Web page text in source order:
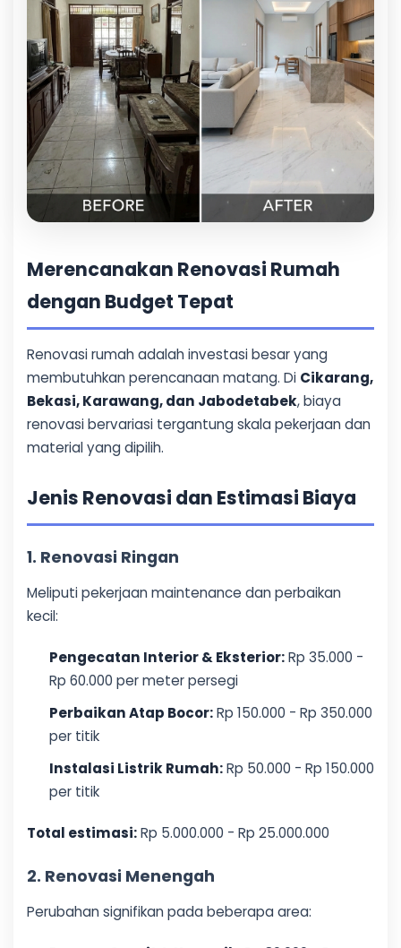
Merencanakan Renovasi Rumah
dengan Budget Tepat
Renovasi rumah adalah investasi besar yang
membutuhkan perencanaan matang. Di Cikarang,
Bekasi, Karawang, dan Jabodetabek, biaya
renovasi bervariasi tergantung skala pekerjaan dan
material yang dipilih.
Jenis Renovasi dan Estimasi Biaya
1. Renovasi Ringan
Meliputi pekerjaan maintenance dan perbaikan
kecil:
Pengecatan Interior & Eksterior:Rp 35.000 -
Rp 60.000 per meter persegi
Perbaikan Atap Bocor:Rp 150.000 - Rp 350.000
per titik
Instalasi Listrik Rumah:Rp 50.000 - Rp 150.000
per titik
Total estimasi:Rp 5.000.000 - Rp 25.000.000
2. Renovasi Menengah
Perubahan signifikan pada beberapa area: